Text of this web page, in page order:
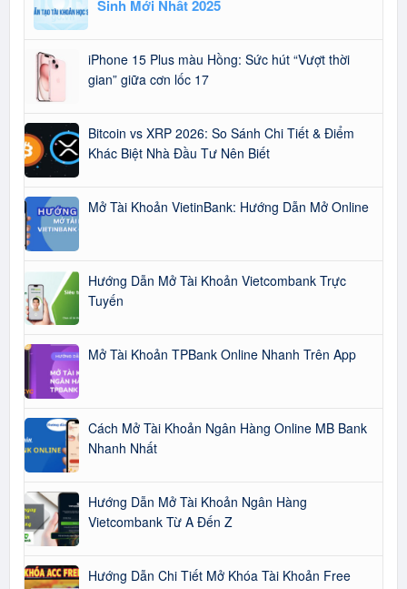
Sinh Mới Nhất 2025
iPhone 15 Plus màu Hồng: Sức hút “Vượt thời
gian” giữa cơn lốc 17
Bitcoin vs XRP 2026: So Sánh Chi Tiết & Điểm
Khác Biệt Nhà Đầu Tư Nên Biết
Mở Tài Khoản VietinBank: Hướng Dẫn Mở Online
Hướng Dẫn Mở Tài Khoản Vietcombank Trực
Tuyến
Mở Tài Khoản TPBank Online Nhanh Trên App
Cách Mở Tài Khoản Ngân Hàng Online MB Bank
Nhanh Nhất
Hướng Dẫn Mở Tài Khoản Ngân Hàng
Vietcombank Từ A Đến Z
Hướng Dẫn Chi Tiết Mở Khóa Tài Khoản Free